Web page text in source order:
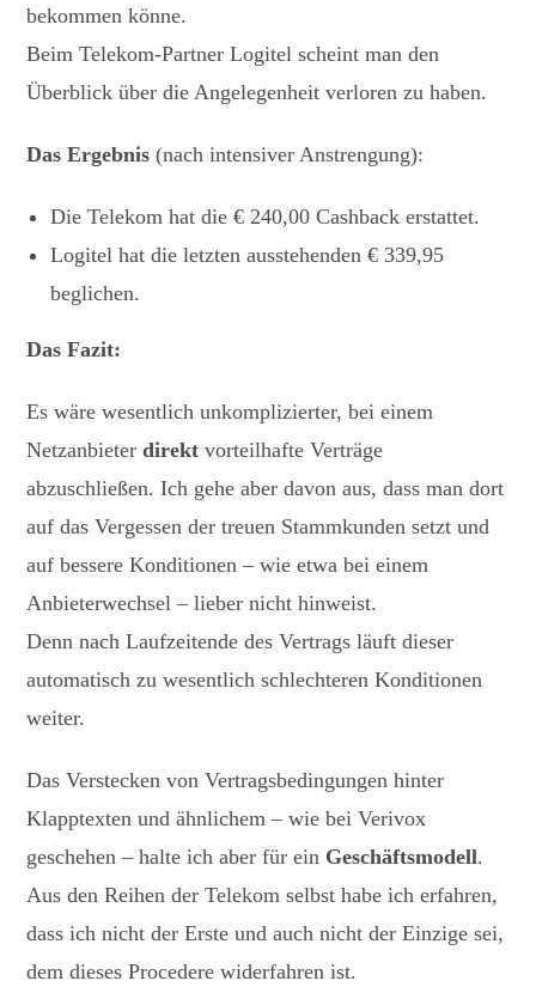
bekommen könne.
Beim Telekom-Partner Logitel scheint man den
Überblick über die Angelegenheit verloren zu haben.
Das Ergebnis (nach intensiver Anstrengung):
Die Telekom hat die € 240,00 Cashback erstattet.
Logitel hat die letzten ausstehenden € 339,95
beglichen.
Das Fazit:
Es wäre wesentlich unkomplizierter, bei einem
Netzanbieterdirekt vorteilhafte Verträge
abzuschließen. Ich gehe aber davon aus, dass man dort
auf das Vergessen der treuen Stammkunden setzt und
auf bessere Konditionen – wie etwa bei einem
Anbieterwechsel – lieber nicht hinweist.
Denn nach Laufzeitende des Vertrags läuft dieser
automatisch zu wesentlich schlechteren Konditionen
weiter.
Das Verstecken von Vertragsbedingungen hinter
Klapptexten und ähnlichem – wie bei Verivox
geschehen – halte ich aber für ein Geschäftsmodell.
Aus den Reihen der Telekom selbst habe ich erfahren,
dass ich nicht der Erste und auch nicht der Einzige sei,
dem dieses Procedere widerfahren ist.